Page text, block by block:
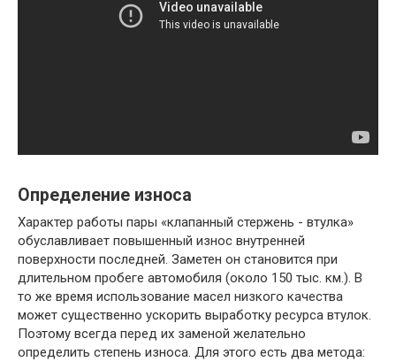
Определение износа
Характер работы пары «клапанный стержень - втулка»
обуславливает повышенный износ внутренней
поверхности последней. Заметен он становится при
длительном пробеге автомобиля (около 150 тыс. км.). В
то же время использование масел низкого качества
может существенно ускорить выработку ресурса втулок.
Поэтому всегда перед их заменой желательно
определить степень износа. Для этого есть два метода: